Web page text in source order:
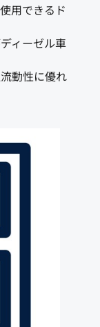
用できるド
ィーゼル車
動性に優れ